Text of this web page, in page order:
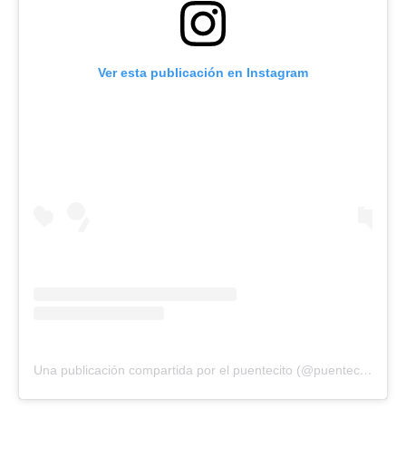
Ver esta publicación en Instagram
Una publicación compartida por el puentecito (@puentecito_arg)